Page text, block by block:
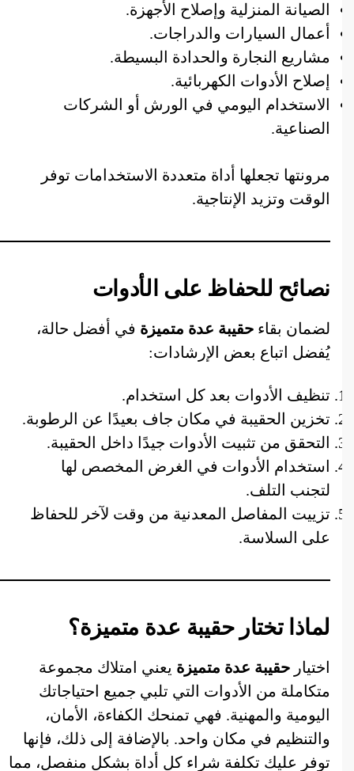
الصيانة المنزلية وإصلاح الأجهزة.
أعمال السيارات والدراجات.
مشاريع النجارة والحدادة البسيطة.
إصلاح الأدوات الكهربائية.
الاستخدام اليومي في الورش أو الشركات
الصناعية.
مرونتها تجعلها أداة متعددة الاستخدامات توفر
الوقت وتزيد الإنتاجية.
نصائح للحفاظ على الأدوات
لضمان بقاء حقيبة عدة متميزة في أفضل حالة،
يُفضل اتباع بعض الإرشادات:
تنظيف الأدوات بعد كل استخدام.
تخزين الحقيبة في مكان جاف بعيدًا عن الرطوبة.
التحقق من تثبيت الأدوات جيدًا داخل الحقيبة.
استخدام الأدوات في الغرض المخصص لها
لتجنب التلف.
تزييت المفاصل المعدنية من وقت لآخر للحفاظ
على السلاسة.
لماذا تختار حقيبة عدة متميزة؟
اختيار حقيبة عدة متميزة يعني امتلاك مجموعة
متكاملة من الأدوات التي تلبي جميع احتياجاتك
اليومية والمهنية. فهي تمنحك الكفاءة، الأمان،
والتنظيم في مكان واحد. بالإضافة إلى ذلك، فإنها
توفر عليك تكلفة شراء كل أداة بشكل منفصل، مما